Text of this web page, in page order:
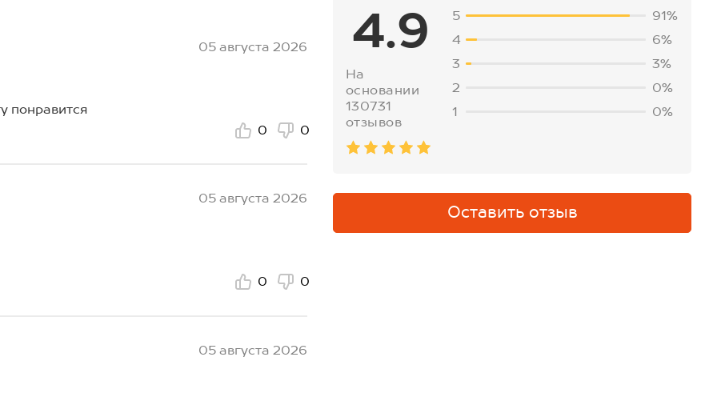
4.9
На
основании
130731
отзывов
5
91%
4
6%
3
3%
2
0%
1
0%
Оставить отзыв
05 августа 2026
понравится
0
0
05 августа 2026
0 0
05 августа 2026